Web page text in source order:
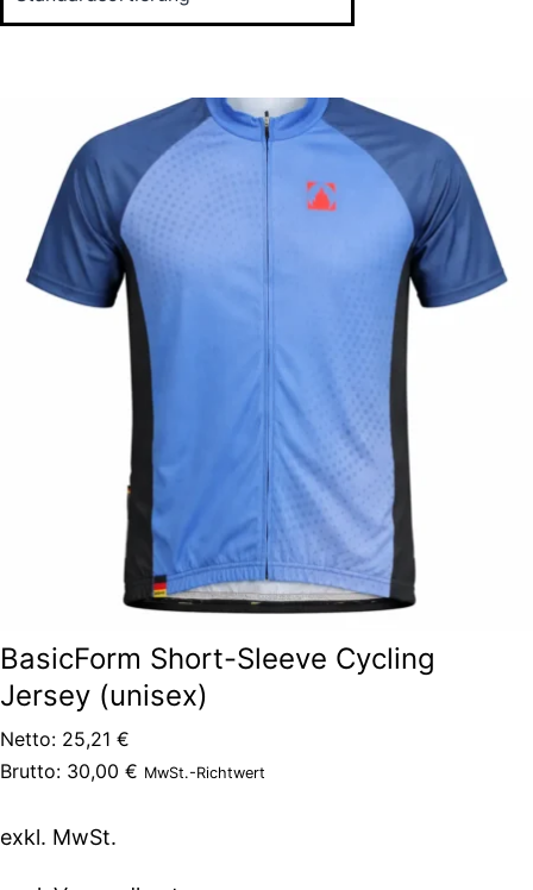
BasicForm Short-Sleeve Cycling
Jersey (unisex)
Netto: 25,21 €
Brutto: 30,00 € MwSt.-Richtwert
exkl. MwSt.